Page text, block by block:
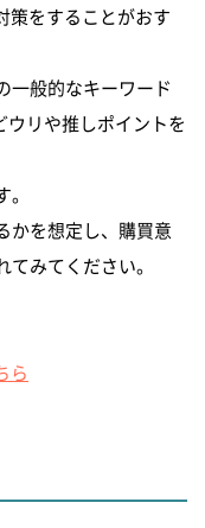
策をすることがおす
一般的なキーワード
リや推しポイントを
。
かを想定し、購買意
みてください。
ら